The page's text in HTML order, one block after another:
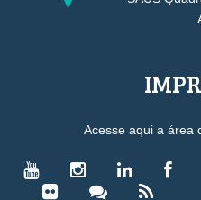
Acesse aqui a área